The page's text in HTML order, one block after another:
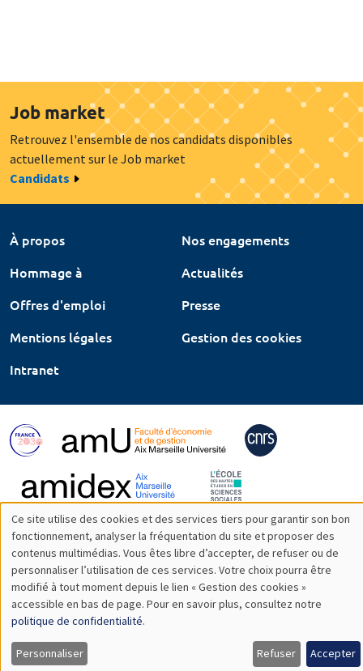
Job market
Retrouvez l'ensemble de nos candidats disponibles
actuellement sur le Job market
Candidats
À propos
Nos engagements
Hommage à
Actualités
Offres d'emploi
Presse
Mentions légales
Gestion des cookies
Intranet
Utilisation
des
données
personnelles
et
Ce site utilise des cookies et des services tiers pour garantir son bon
fonctionnement, analyser la fréquentation du site et proposer des
contenus multimédias. Vous êtes libre d’accepter, de refuser ou de
personnaliser l’utilisation de ces services. Votre choix pourra être
modifié à tout moment depuis le lien « Gestion des cookies »
accessible en bas de page. Pour en savoir plus, consultez notre
politique de confidentialité.
Personnaliser Refuser Accepter